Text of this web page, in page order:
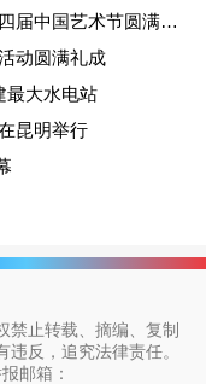
艺动巴山蜀水，共绘时代新篇，第十四届中国艺术节圆满闭幕！
动圆满礼成
最大水电站
昆明举行
禁止转载、摘编、复制
违反，追究法律责任。
邮箱：